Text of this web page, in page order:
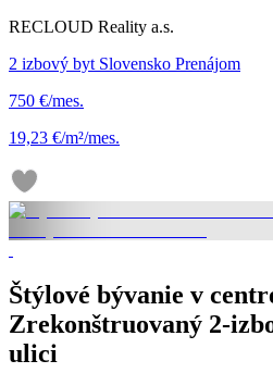
RECLOUD Reality a.s.
2 izbový byt Slovensko Prenájom
750 €/mes.
19,23 €/m²/mes.
Štýlové bývanie v
Zrekonštruovaný 2-
ulici